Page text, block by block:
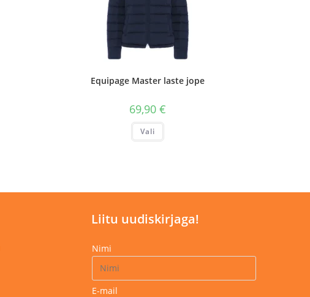
Equipage Master laste jope
69,90 €
Vali
Sellel
tootelehel.
Liitu uudiskirjaga!
Nimi
E-mail